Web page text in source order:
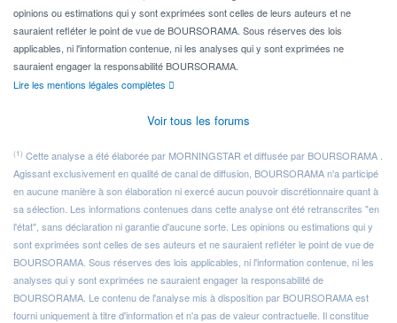
opinions ou estimations qui y sont exprimées sont celles de leurs auteurs et ne
sauraient refléter le point de vue de BOURSORAMA. Sous réserves des lois
applicables, ni l'information contenue, ni les analyses qui y sont exprimées ne
sauraient engager la responsabilité BOURSORAMA.
Lire les mentions légales complètes
Voir tous les forums
(1) Cette analyse a été élaborée par MORNINGSTAR et diffusée par BOURSORAMA .
Agissant exclusivement en qualité de canal de diffusion, BOURSORAMA n'a participé
en aucune manière à son élaboration ni exercé aucun pouvoir discrétionnaire quant à
sa sélection. Les informations contenues dans cette analyse ont été retranscrites "en
l'état", sans déclaration ni garantie d'aucune sorte. Les opinions ou estimations qui y
sont exprimées sont celles de ses auteurs et ne sauraient refléter le point de vue de
BOURSORAMA. Sous réserves des lois applicables, ni l'information contenue, ni les
analyses qui y sont exprimées ne sauraient engager la responsabilité de
BOURSORAMA. Le contenu de l'analyse mis à disposition par BOURSORAMA est
fourni uniquement à titre d'information et n'a pas de valeur contractuelle. Il constitue